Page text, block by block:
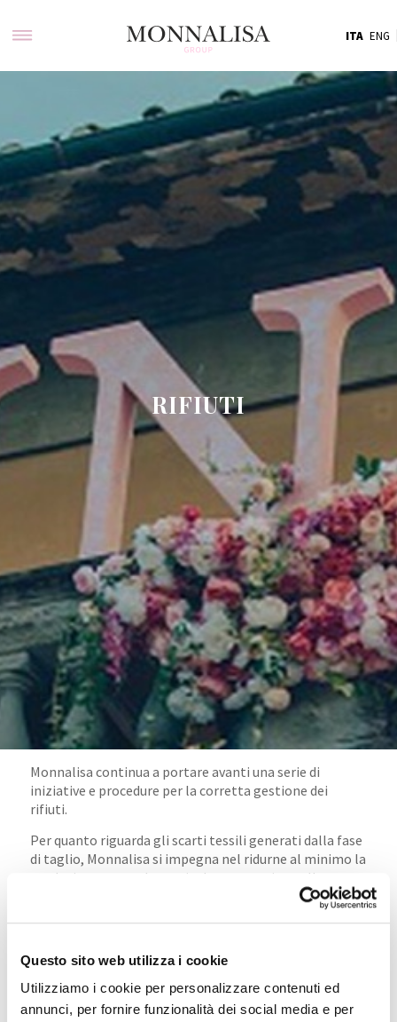
Questo sito web utilizza i cookie
Utilizziamo i cookie per personalizzare contenuti ed
annunci, per fornire funzionalità dei social media e per
ITA ENG
RIFIUTI
Monnalisa continua a portare avanti una serie di
iniziative e procedure per la corretta gestione dei
rifiuti.
Per quanto riguarda gli scarti tessili generati dalla fase
di taglio, Monnalisa si impegna nel ridurne al minimo la
produzione ponendo particolare attenzione alle
attività che la precedono, attraverso l’utilizzo di
specifici software a supporto della progettazione dei
Inoltre, l’impiego di macchine di ultima generazione
consente una maggiore qualità e precisione del taglio,
riducendo la possibilità di errore e, di conseguenza,
minimizzando la produzione di scarto.